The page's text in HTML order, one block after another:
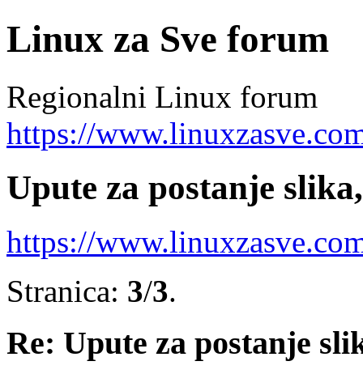
Linux za Sve forum
Regionalni Linux forum
https://
Upute za postanje
https://
Stranica: 3/3.
Re: Upute za postanje